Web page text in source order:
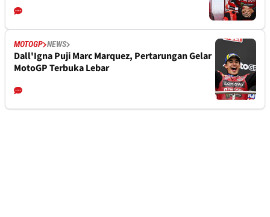
MOTOGP NEWS
Dall'Igna Puji Marc Marquez, Pertarungan Gelar
MotoGP Terbuka Lebar